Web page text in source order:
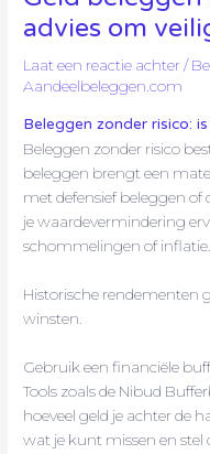
advies om
Laat een reactie achter/
Aandeelbeleggen.com
Beleggen zonder risico:
Beleggen zonder risico
beleggen brengt een
met defensief beleggen of
je waardevermindering
schommelingen of inflatie.
Historische rendementen
winsten.
Gebruik een financiële
Tools zoals de Nibud
hoeveel geld je achter de
wat je kunt missen en stel